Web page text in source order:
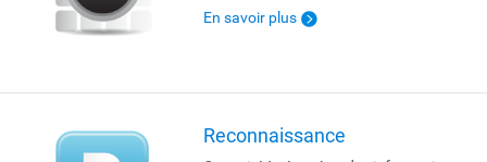
En savoir plus
Reconnaissance